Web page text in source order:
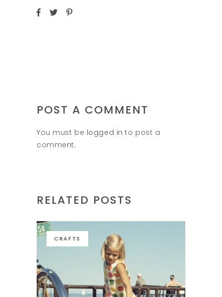
POST A COMMENT
You must be logged in to post a
comment.
RELATED POSTS
CRAFTS